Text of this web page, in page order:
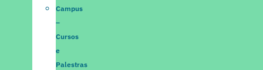
Campus
–
Cursos
e
Palestras